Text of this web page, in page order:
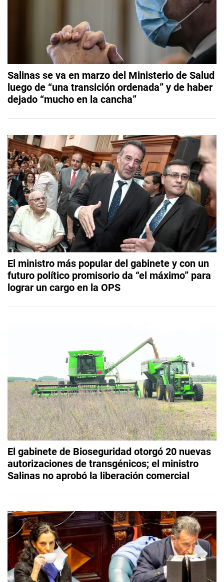
Salinas se va en marzo del Ministerio de Salud
luego de “una transición ordenada” y de haber
dejado “mucho en la cancha”
El ministro más popular del gabinete y con un
futuro político promisorio da “el máximo” para
lograr un cargo en la OPS
El gabinete de Bioseguridad otorgó 20 nuevas
autorizaciones de transgénicos; el ministro
Salinas no aprobó la liberación comercial